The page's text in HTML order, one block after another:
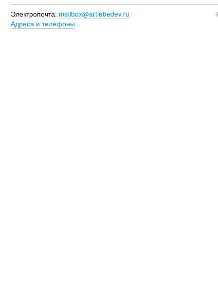
Электропочта: mailbox@artlebedev.ru
Адреса и телефоны